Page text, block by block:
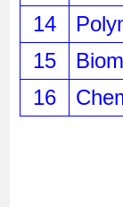
14
15
16